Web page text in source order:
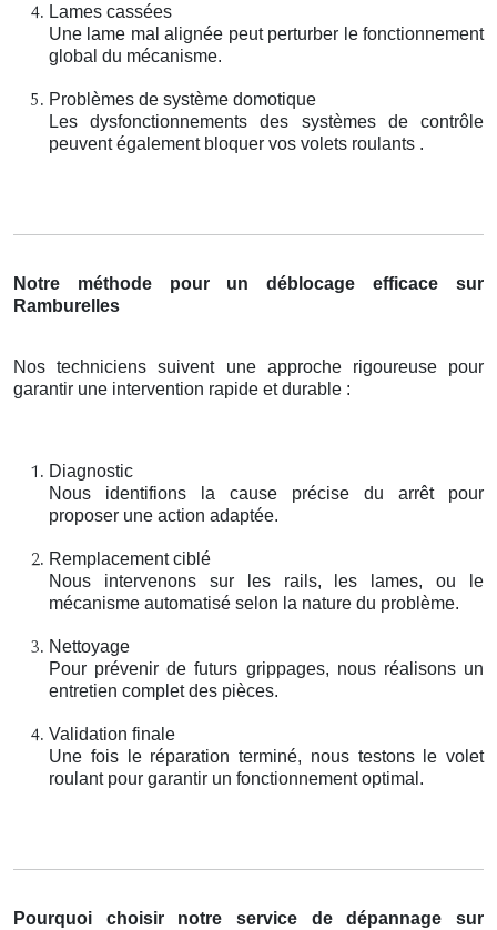
Lames cassées
Une lame mal alignée peut perturber le fonctionnement
global du mécanisme.
Problèmes de système domotique
Les dysfonctionnements des systèmes de contrôle
peuvent également bloquer vos volets roulants .
Notre méthode pour un déblocage efficace sur
Ramburelles
Nos techniciens suivent une approche rigoureuse pour
garantir une intervention rapide et durable :
Diagnostic
Nous identifions la cause précise du arrêt pour
proposer une action adaptée.
Remplacement ciblé
Nous intervenons sur les rails, les lames, ou le
mécanisme automatisé selon la nature du problème.
Nettoyage
Pour prévenir de futurs grippages, nous réalisons un
entretien complet des pièces.
Validation finale
Une fois le réparation terminé, nous testons le volet
roulant pour garantir un fonctionnement optimal.
Pourquoi choisir notre service de dépannage sur